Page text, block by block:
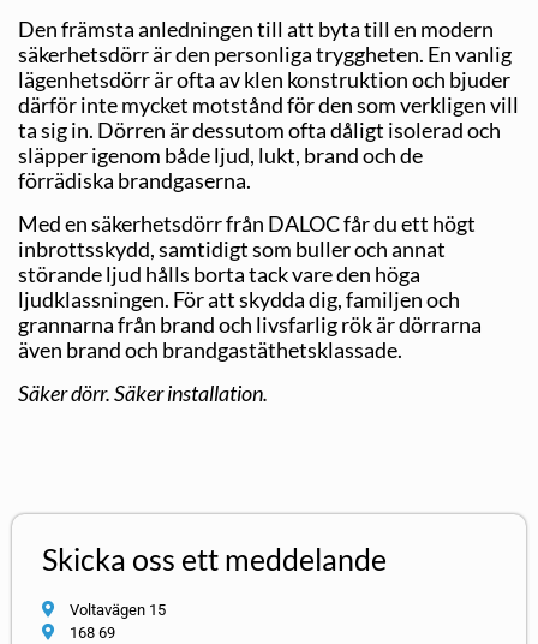
Den främsta anledningen till att byta till en modern
säkerhetsdörr är den personliga tryggheten. En vanlig
lägenhetsdörr är ofta av klen konstruktion och bjuder
därför inte mycket motstånd för den som verkligen vill
ta sig in. Dörren är dessutom ofta dåligt isolerad och
släpper igenom både ljud, lukt, brand och de
förrädiska brandgaserna.
Med en säkerhetsdörr från DALOC får du ett högt
inbrottsskydd, samtidigt som buller och annat
störande ljud hålls borta tack vare den höga
ljudklassningen. För att skydda dig, familjen och
grannarna från brand och livsfarlig rök är dörrarna
även brand och brandgastäthetsklassade.
Säker dörr. Säker installation.
Skicka oss ett meddelande
Voltavägen 15
168 69